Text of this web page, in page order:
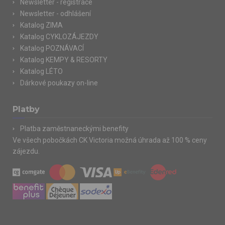
Newsletter - registrace
Newsletter - odhlášení
Katalog ZIMA
Katalog CYKLOZÁJEZDY
Katalog POZNÁVACÍ
Katalog KEMPY & RESORTY
Katalog LÉTO
Dárkové poukazy on-line
Platby
Platba zaměstnaneckými benefity
Ve všech pobočkách CK Victoria možná úhrada až 100 % ceny
zájezdu.